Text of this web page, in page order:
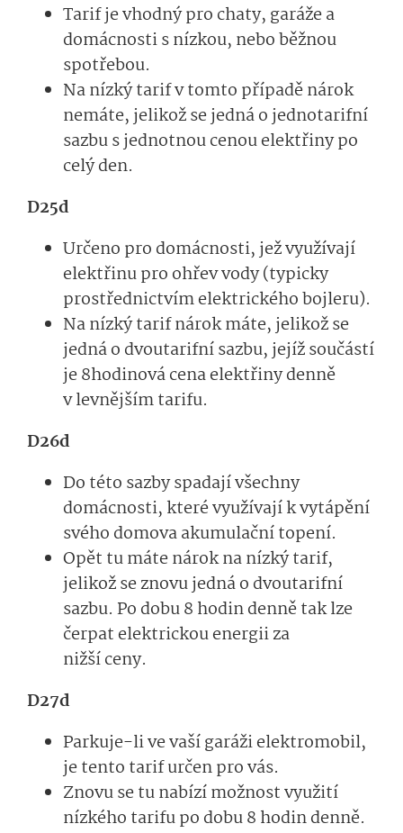
Tarif je vhodný pro chaty, garáže a
domácnosti s nízkou, nebo běžnou
spotřebou.
Na nízký tarif v tomto případě nárok
nemáte, jelikož se jedná o jednotarifní
sazbu s jednotnou cenou elektřiny po
celý den.
D25d
Určeno pro domácnosti, jež využívají
elektřinu pro ohřev vody (typicky
prostřednictvím elektrického bojleru).
Na nízký tarif nárok máte, jelikož se
jedná o dvoutarifní sazbu, jejíž součástí
je 8hodinová cena elektřiny denně
v levnějším tarifu.
D26d
Do této sazby spadají všechny
domácnosti, které využívají k vytápění
svého domova akumulační topení.
Opět tu máte nárok na nízký tarif,
jelikož se znovu jedná o dvoutarifní
sazbu. Po dobu 8 hodin denně tak lze
čerpat elektrickou energii za
nižší ceny.
D27d
Parkuje-li ve vaší garáži elektromobil,
je tento tarif určen pro vás.
Znovu se tu nabízí možnost využití
nízkého tarifu po dobu 8 hodin denně.